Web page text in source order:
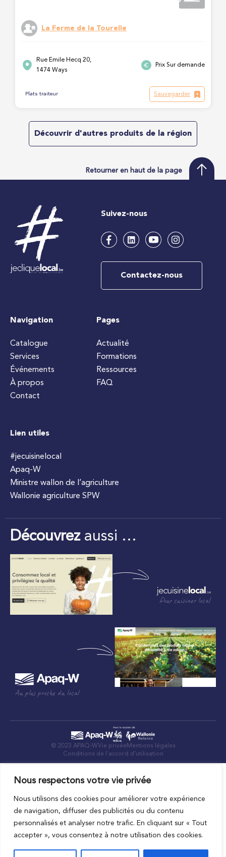
Nous respectons votre vie privée
Nous utilisons des cookies pour améliorer votre expérience
de navigation, diffuser des publicités ou du contenu
personnalisés et analyser notre trafic. En cliquant sur « Tout
accepter », vous consentez à notre utilisation des cookies.
La Ferme de la Tourelle
Rue Emile Hecq 20,
1474 Ways
Prix Sur demande
Plats traiteur Sauvegarder
Découvrir d'autres produits de la région
Retourner en haut de la page
Suivez-nous
Contactez-nous
Navigation
Catalogue
Services
Événements
À propos
Contact
Pages
Actualité
Formations
Ressources
FAQ
Lien utiles
#jecuisinelocal
Apaq-W
Ministre wallon de l’agriculture
Wallonie agriculture SPW
Découvrezaussi …
Pour cuisiner local
Au plus proche du local
© 2023 APAQ-WVie privée Mentions légales
Conditions de l’accord d’utilisation